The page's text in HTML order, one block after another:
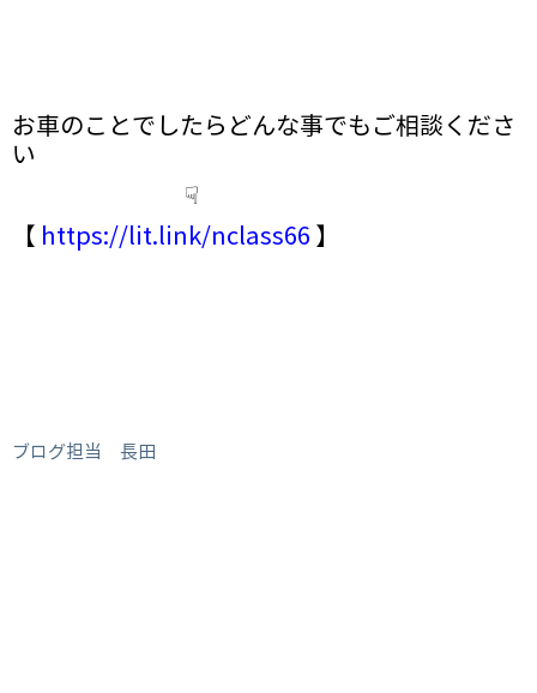
お車のことでしたらどんな事でもご相談くださ
い
☟
【 https://lit.link/nclass66 】
ブログ担当 長田